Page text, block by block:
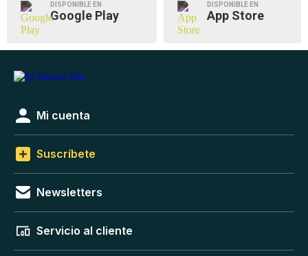
DISPONIBLE EN
Google Play
DISPONIBLE EN
App Store
Mi cuenta
Suscríbete
Newsletters
Servicio al cliente